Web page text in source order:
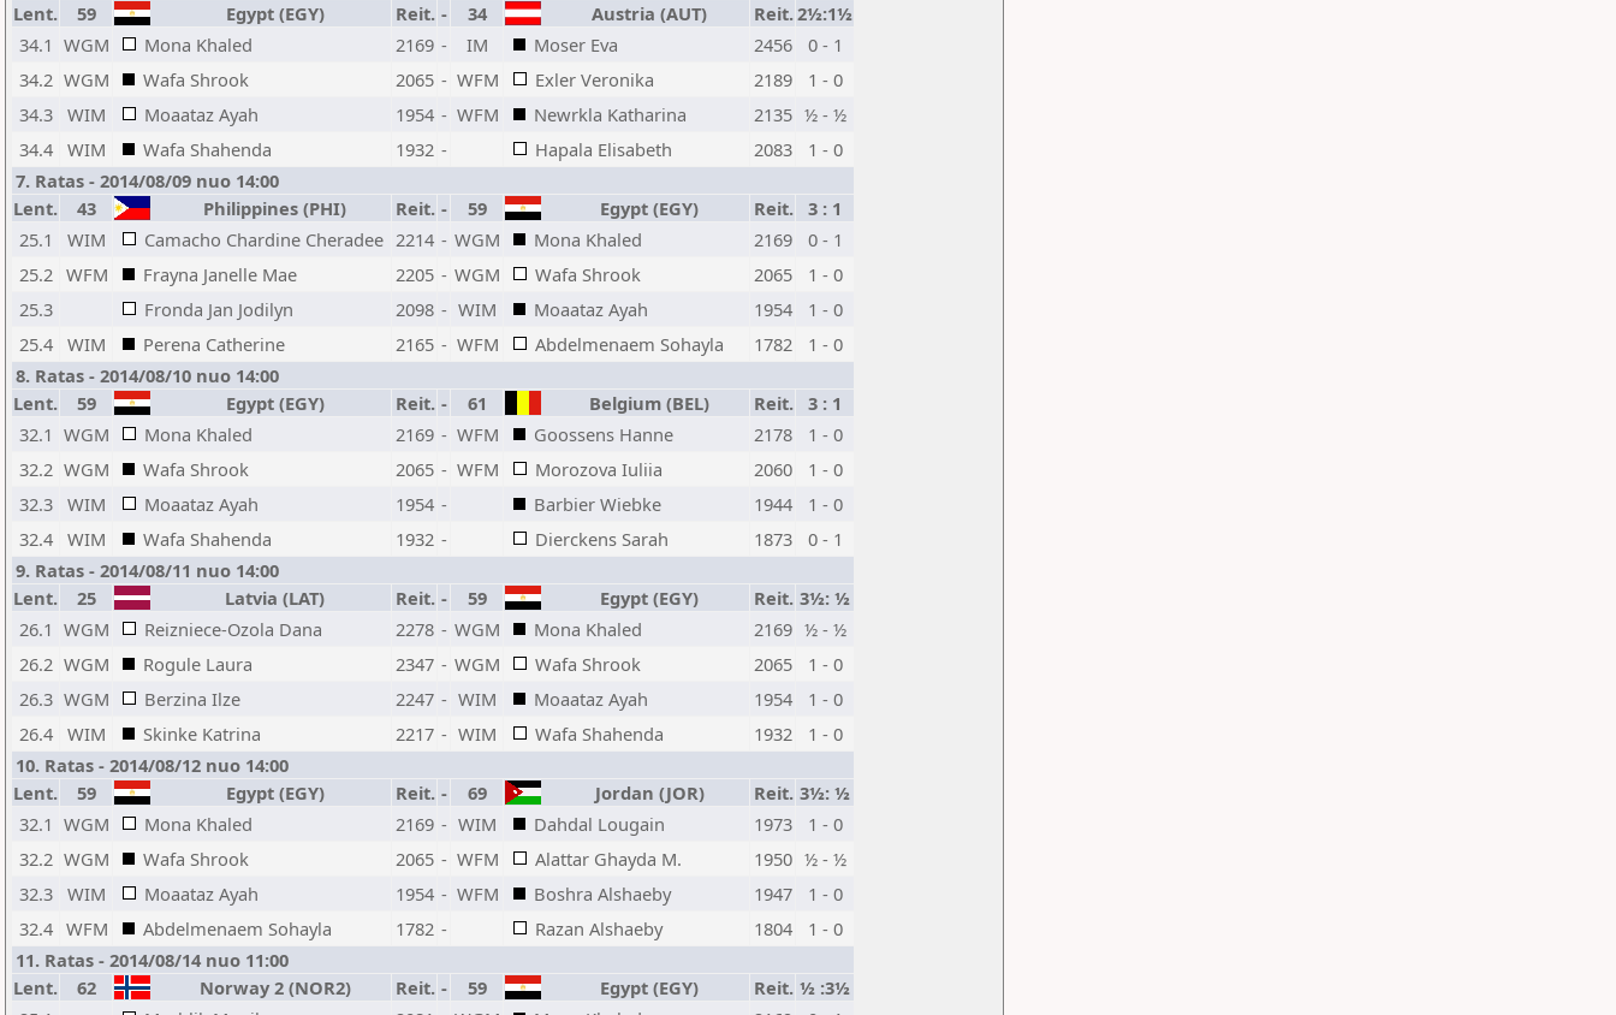
Lent.
59 Egypt (EGY) Reit. - 34 Austria (AUT) Reit.2½:1½
34.1 WGM Mona Khaled 2169 - IM Moser Eva 2456
0 - 1
34.2 WGM Wafa Shrook 2065 - WFM Exler Veronika 2189
1 - 0
34.3 WIM Moaataz Ayah 1954 - WFM Newrkla Katharina 2135 ½ - ½
34.4 WIM Wafa Shahenda 1932 - Hapala Elisabeth 2083
1 - 0
7. Ratas - 2014/08/09 nuo 14:00
Lent.
43 Philippines (PHI) Reit. - 59 Egypt (EGY) Reit. 3 : 1
25.1
WIM Camacho Chardine Cheradee 2214 - WGM Mona Khaled 2169
0 - 1
25.2 WFM Frayna Janelle Mae 2205 - WGM Wafa Shrook 2065
1 - 0
25.3
Fronda Jan Jodilyn 2098 - WIM Moaataz Ayah 1954
1 - 0
25.4 WIM Perena Catherine 2165 - WFM Abdelmenaem Sohayla 1782
1 - 0
8. Ratas - 2014/08/10 nuo 14:00
Lent.
59 Egypt (EGY) Reit. - 61 Belgium (BEL) Reit. 3 : 1
32.1 WGM Mona Khaled 2169 - WFM Goossens Hanne 2178
1 - 0
32.2 WGM Wafa Shrook 2065 - WFM Morozova Iuliia 2060
1 - 0
32.3 WIM Moaataz Ayah 1954 - Barbier Wiebke 1944
1 - 0
32.4 WIM Wafa Shahenda 1932 - Dierckens Sarah 1873
0 - 1
9. Ratas - 2014/08/11 nuo 14:00
Lent.
25 Latvia (LAT) Reit. - 59 Egypt (EGY) Reit. 3½: ½
26.1 WGM Reizniece-Ozola Dana 2278 - WGM Mona Khaled 2169 ½ - ½
26.2 WGM Rogule Laura 2347 - WGM Wafa Shrook 2065
1 - 0
26.3 WGM Berzina Ilze 2247 - WIM Moaataz Ayah 1954
1 - 0
26.4 WIM Skinke Katrina 2217 - WIM Wafa Shahenda 1932
1 - 0
10. Ratas - 2014/08/12 nuo 14:00
Lent.
59 Egypt (EGY) Reit. - 69 Jordan (JOR) Reit. 3½: ½
32.1 WGM Mona Khaled 2169 - WIM Dahdal Lougain 1973
1 - 0
32.2 WGM Wafa Shrook 2065 - WFM Alattar Ghayda M. 1950 ½ - ½
32.3 WIM Moaataz Ayah 1954 - WFM Boshra Alshaeby 1947
1 - 0
32.4 WFM Abdelmenaem Sohayla 1782 - Razan Alshaeby 1804
1 - 0
11. Ratas - 2014/08/14 nuo 11:00
Lent.
62 Norway 2 (NOR2) Reit. - 59 Egypt (EGY) Reit. ½ :3½